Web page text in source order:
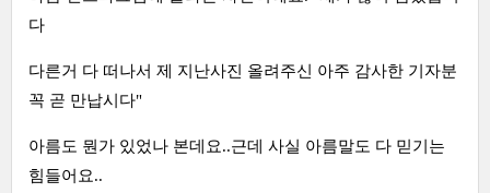
다
다른거 다 떠나서 제 지난사진 올려주신 아주 감사한 기자분
꼭 곧 만납시다"
아름도 뭔가 있었나 본데요..근데 사실 아름말도 다 믿기는
힘들어요..